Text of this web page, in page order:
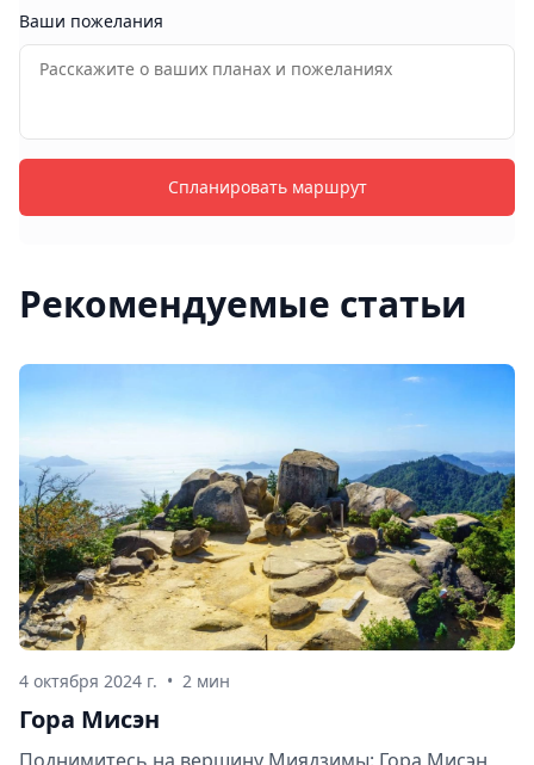
Ваши пожелания
Спланировать маршрут
Рекомендуемые статьи
4 октября 2024 г. • 2 мин
Гора Мисэн